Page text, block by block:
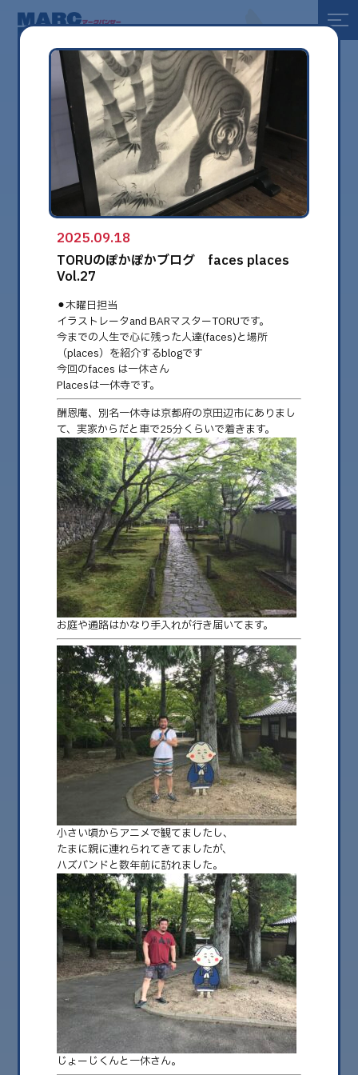
全て
健康
美容
環境
globe
2025.09.18
TORUのぽかぽかブログ faces places
Vol.27
⚫︎木曜日担当 イラストレータand BARマスターTORUです。 今までの人生で
心に残った人達(f……
2026.08
2026.07
2026.06
2026.05
2026.04
2026.03
2026.02
2026.01
2025.12
2025.11
2025.10
2025.09.18
TORUのぽかぽかブログ faces places
Vol.27
⚫︎木曜日担当
イラストレータand BARマスターTORUです。
今までの人生で心に残った人達(faces)と場所
（places）を紹介するblogです
今回のfaces は一休さん
Placesは一休寺です。
酬恩庵、別名一休寺は京都府の京田辺市にありまし
て、実家からだと車で25分くらいで着きます。
お庭や通路はかなり手入れが行き届いてます。
小さい頃からアニメで観てましたし、
たまに親に連れられてきてましたが、
ハズバンドと数年前に訪れました。
じょーじくんと一休さん。